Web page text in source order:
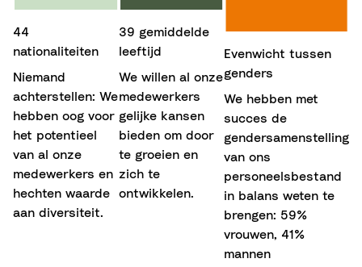
44
nationaliteiten
Niemand
achterstellen: We
hebben oog voor
het potentieel
van al onze
medewerkers en
hechten waarde
aan diversiteit.
39 gemiddelde
leeftijd
We willen al onze
medewerkers
gelijke kansen
bieden om door
te groeien en
zich te
ontwikkelen.
Evenwicht tussen
genders
We hebben met
succes de
gendersamenstelling
van ons
personeelsbestand
in balans weten te
brengen: 59%
vrouwen, 41%
mannen